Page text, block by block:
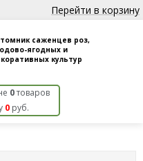
Перейти в корзину
саженцев роз,
ягодных и
культур
0товаров
0руб.